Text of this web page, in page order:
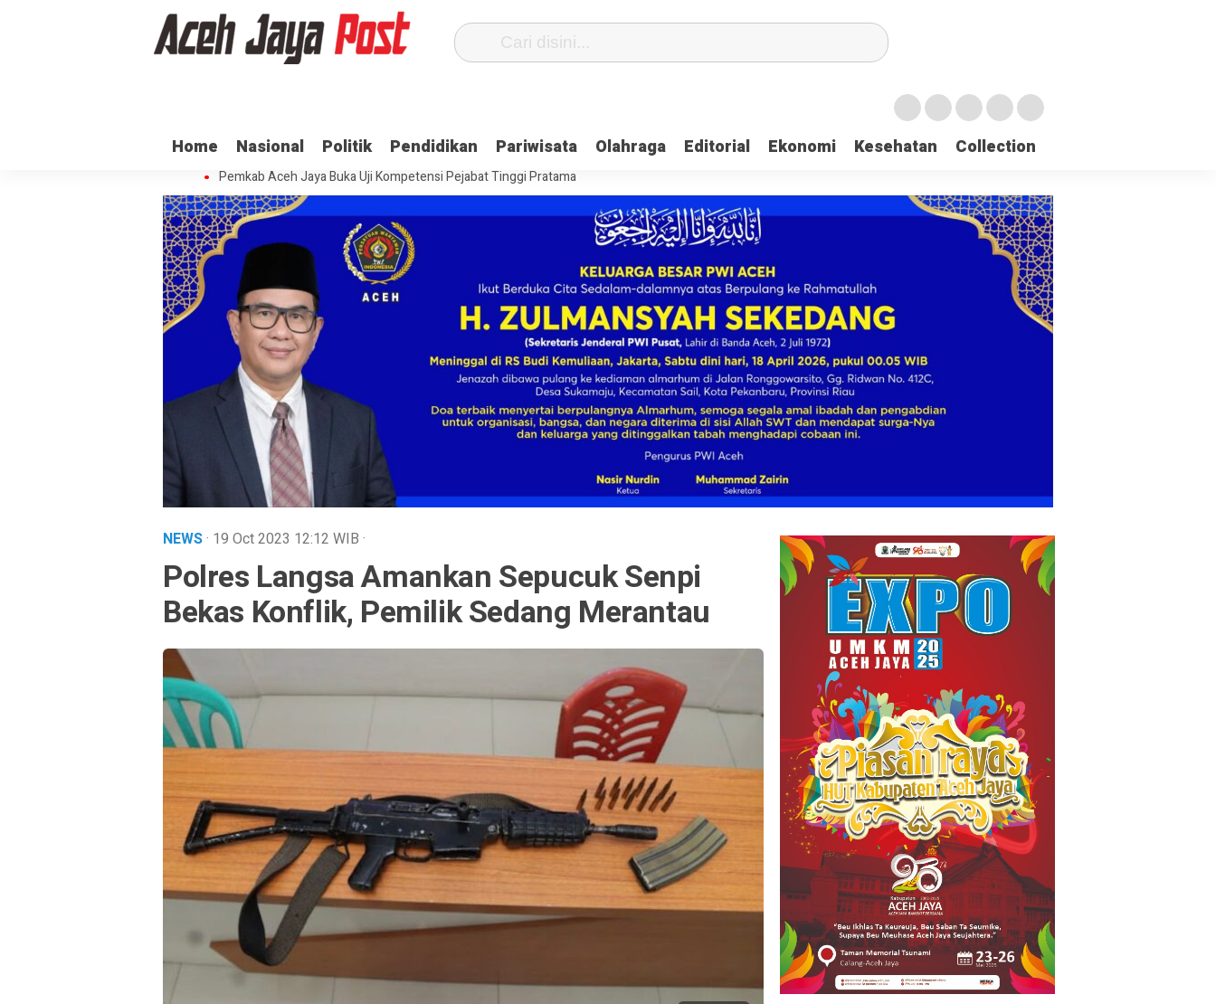
Home Nasional Politik Pendidikan Pariwisata Olahraga Editorial Ekonomi Kesehatan Collection
Ratusan ASN di Aceh Jaya Belum Terima Gaji
Ulama dan Pj Bupati Aceh Jaya Bahas Penguatan Kemandirian Dayah
Dua Oknum Anggota Polda Aceh Ditangkap, Ini Kasusnya
Saat Proses Sortir, Panwaslih Aceh Jaya Temukan 137 Surat Suara Rusak
Pemkab Aceh Jaya Buka Uji Kompetensi Pejabat Tinggi Pratama
NEWS· 19 Oct 2023 12:12 WIB ·
Polres Langsa Amankan Sepucuk Senpi
Bekas Konflik, Pemilik Sedang Merantau